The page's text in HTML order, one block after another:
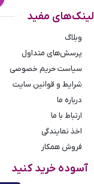
دارد که نشان‌
طلایی و همچنین
برند ROMANSON
کناره‌های آن
مرغوب است که باعث
مدل پروانه‌ای
لینک‌های مفید
وبلاگ
پرسش‌های متداول
سیاست حریم خصوصی
شرایط و قوانین سایت
درباره ما
ارتباط با ما
اخذ نمایندگی
فروش همکار
آسوده خرید کنید